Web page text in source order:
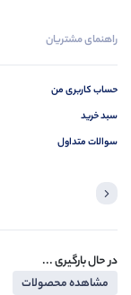
راهنمای مشتریان
حساب کاربری من
سبد خرید
سوالات متداول
در حال بارگیری ...
مشاهده محصولات